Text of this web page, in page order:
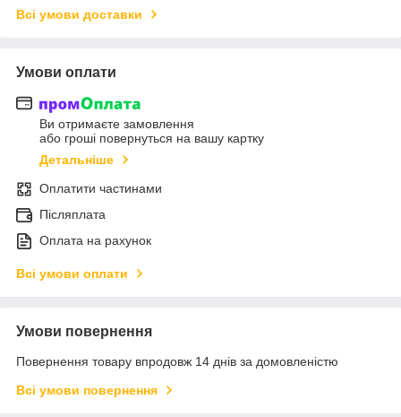
Всі умови доставки
Умови оплати
Ви отримаєте замовлення
або гроші повернуться на вашу картку
Детальніше
Оплатити частинами
Післяплата
Оплата на рахунок
Всі умови оплати
Умови повернення
Повернення товару впродовж 14 днів за домовленістю
Всі умови повернення